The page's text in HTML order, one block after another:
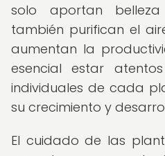
solo aportan
también purifican el
aumentan la
esencial estar
individuales de cada
su crecimiento y
El cuidado de las